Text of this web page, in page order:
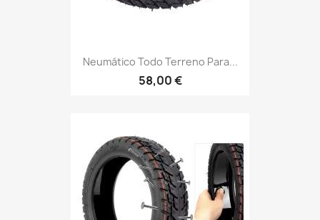
Neumático Todo Terreno Para...
58,00 €